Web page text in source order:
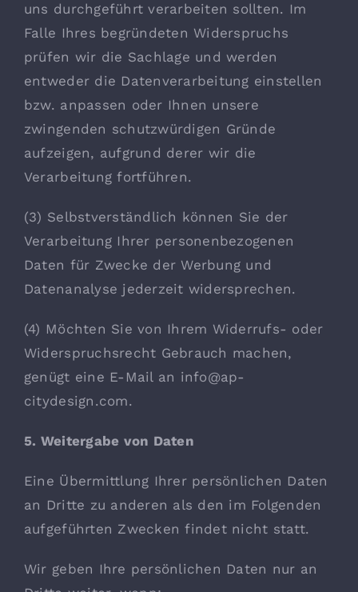
uns durchgeführt verarbeiten sollten. Im
Falle Ihres begründeten Widerspruchs
prüfen wir die Sachlage und werden
entweder die Datenverarbeitung einstellen
bzw. anpassen oder Ihnen unsere
zwingenden schutzwürdigen Gründe
aufzeigen, aufgrund derer wir die
Verarbeitung fortführen.
(3) Selbstverständlich können Sie der
Verarbeitung Ihrer personenbezogenen
Daten für Zwecke der Werbung und
Datenanalyse jederzeit widersprechen.
(4) Möchten Sie von Ihrem Widerrufs- oder
Widerspruchsrecht Gebrauch machen,
genügt eine E-Mail an info@ap-
citydesign.com.
5. Weitergabe von Daten
Eine Übermittlung Ihrer persönlichen Daten
an Dritte zu anderen als den im Folgenden
aufgeführten Zwecken findet nicht statt.
Wir geben Ihre persönlichen Daten nur an